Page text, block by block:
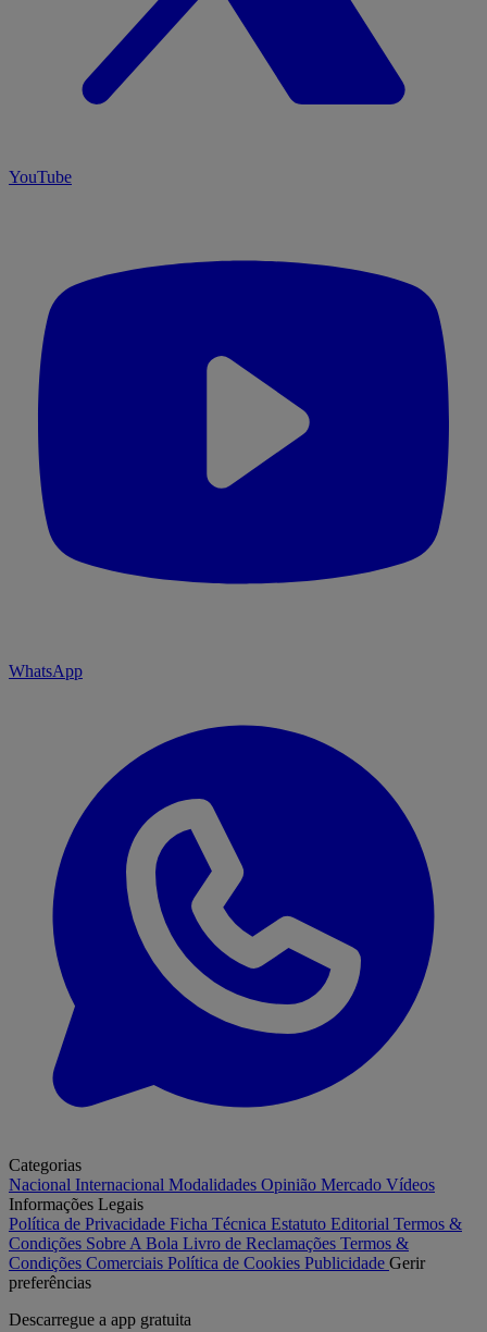
YouTube
WhatsApp
Categorias
Nacional Internacional Modalidades Opinião Mercado Vídeos
Informações Legais
Política de Privacidade Ficha Técnica Estatuto Editorial Termos &
Condições Sobre A Bola Livro de Reclamações Termos &
Condições Comerciais Política de Cookies Publicidade Gerir
preferências
Descarregue a app gratuita